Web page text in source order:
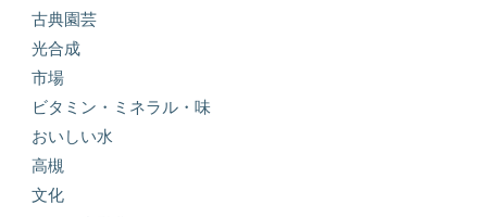
古典園芸
光合成
市場
ビタミン・ミネラル・味
おいしい水
高槻
文化